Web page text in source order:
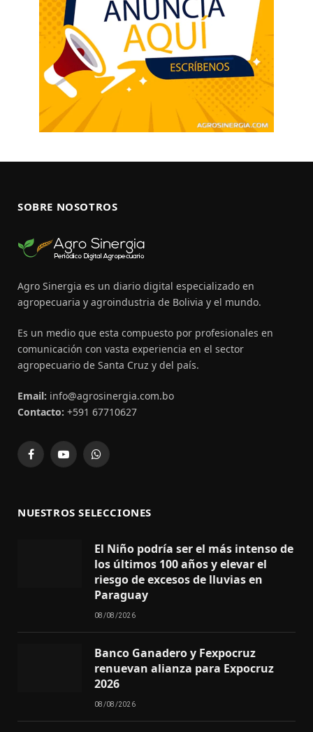
SOBRE NOSOTROS
Agro Sinergia es un diario digital especializado en
agropecuaria y agroindustria de Bolivia y el mundo.
Es un medio que esta compuesto por profesionales en
comunicación con vasta experiencia en el sector
agropecuario de Santa Cruz y del país.
Email: info@agrosinergia.com.bo
Contacto: +591 67710627
FacebookYouTubeWhatsApp
NUESTROS SELECCIONES
El Niño podría ser el más intenso de
los últimos 100 años y elevar el
riesgo de excesos de lluvias en
Paraguay
08/08/2026
Banco Ganadero y Fexpocruz
renuevan alianza para Expocruz
2026
08/08/2026